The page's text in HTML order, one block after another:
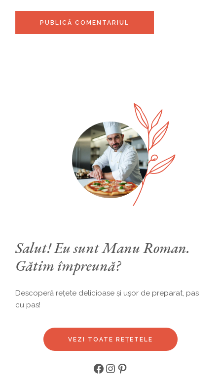
PUBLICĂ COMENTARIUL
Salut! Eu sunt Manu Roman.
Gătim împreună?
Descoperă rețete delicioase și ușor de preparat, pas
cu pas!
VEZI TOATE REȚETELE